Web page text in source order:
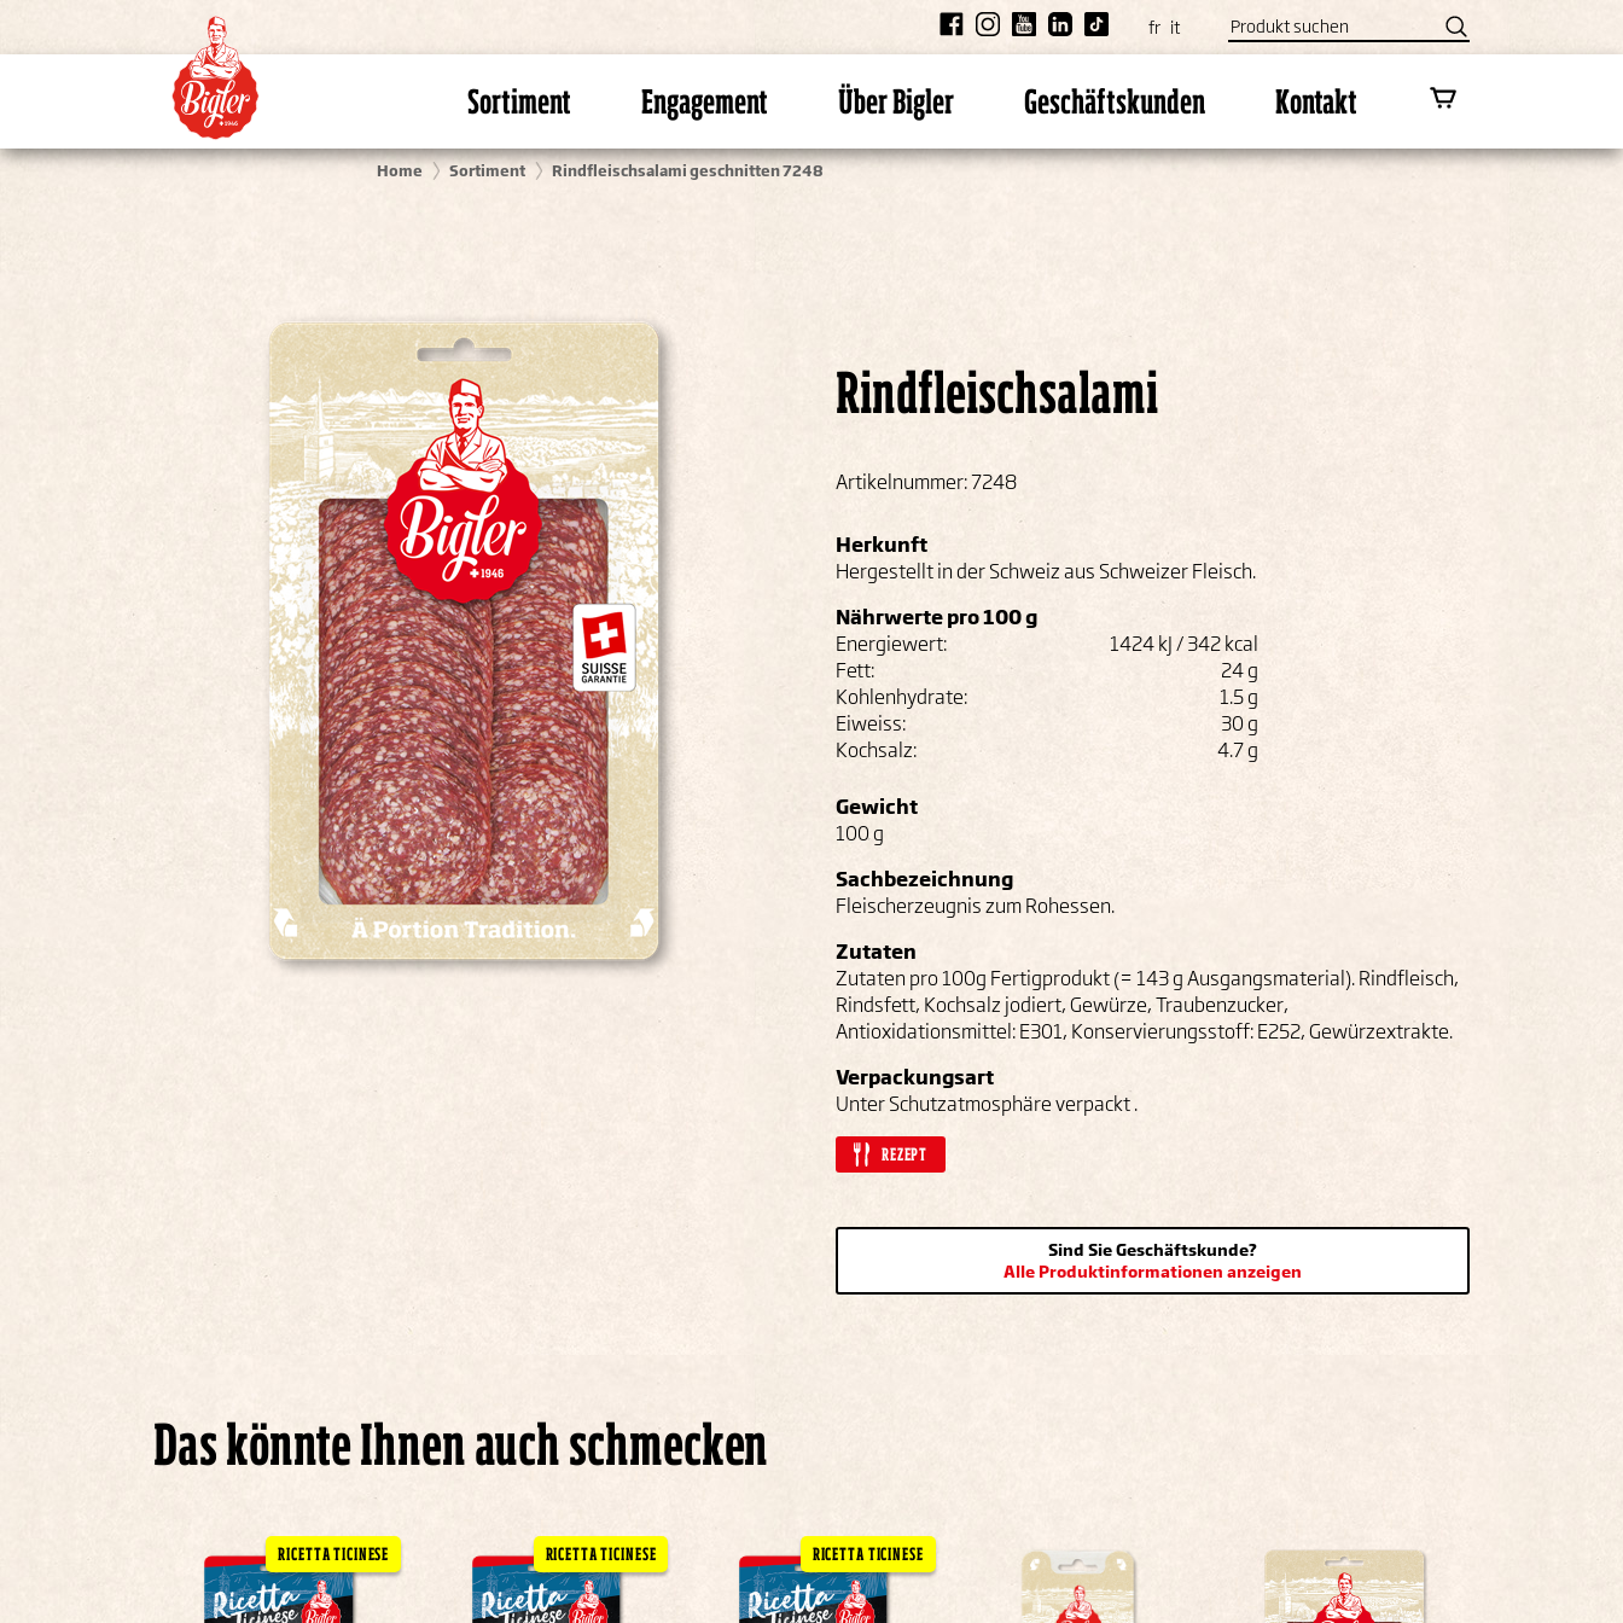
fr it
Sortiment Engagement Über Bigler Geschäftskunden Kontakt
Home Sortiment Rindfleischsalami geschnitten 7248
Rindfleischsalami
Artikelnummer: 7248
Herkunft
Hergestellt in der Schweiz aus Schweizer Fleisch.
Nährwerte pro 100 g
Energiewert:
1424 kJ / 342 kcal
Fett:
24 g
Kohlenhydrate:
1.5 g
Eiweiss:
30 g
Kochsalz:
4.7 g
Gewicht
100 g
Sachbezeichnung
Fleischerzeugnis zum Rohessen.
Zutaten
Zutaten pro 100g Fertigprodukt (= 143 g Ausgangsmaterial). Rindfleisch,
Rindsfett, Kochsalz jodiert, Gewürze, Traubenzucker,
Antioxidationsmittel: E301, Konservierungsstoff: E252, Gewürzextrakte.
Verpackungsart
Unter Schutzatmosphäre verpackt .
REZEPT
Sind Sie Geschäftskunde?
Alle Produktinformationen anzeigen
Das könnte Ihnen auch schmecken
RICETTA TICINESE RICETTA TICINESE RICETTA TICINESE